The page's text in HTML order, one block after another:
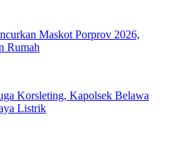
Maskot Porprov 2026,
Rumah
Korsleting, Kapolsek Belawa
Listrik